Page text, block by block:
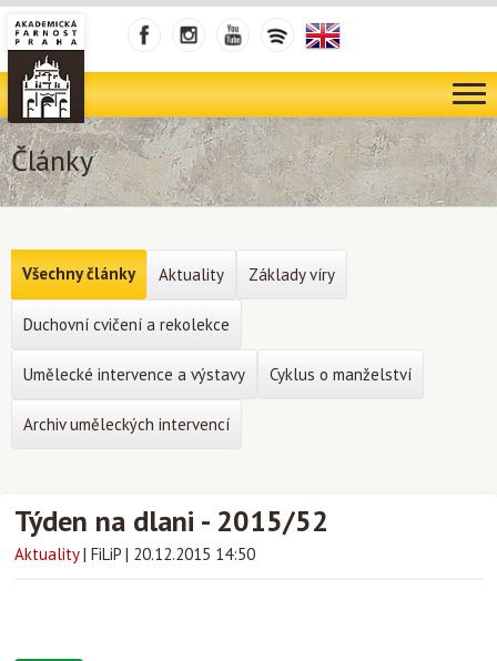
Články
Týden na dlani - 2015/52
Aktuality | FiLiP | 20.12.2015 14:50
Všechny články Aktuality Základy víry
Duchovní cvičení a rekolekce
Umělecké intervence a výstavy Cyklus o manželství
Archiv uměleckých intervencí